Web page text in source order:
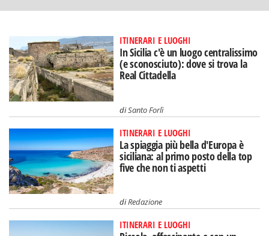
ITINERARI E LUOGHI
In Sicilia c'è un luogo centralissimo
(e sconosciuto): dove si trova la
Real Cittadella
diSanto Forlì
ITINERARI E LUOGHI
La spiaggia più bella d'Europa è
siciliana: al primo posto della top
five che non ti aspetti
diRedazione
ITINERARI E LUOGHI